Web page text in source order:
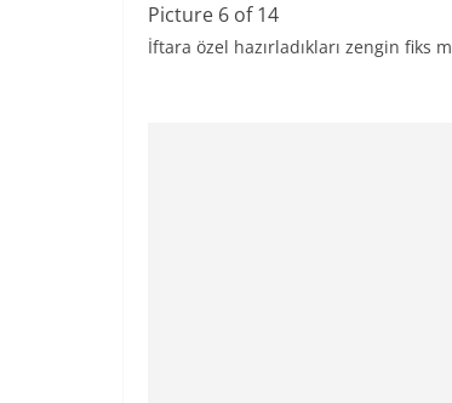
Picture 6 of 14
İftara özel hazırladıkları zengin fiks